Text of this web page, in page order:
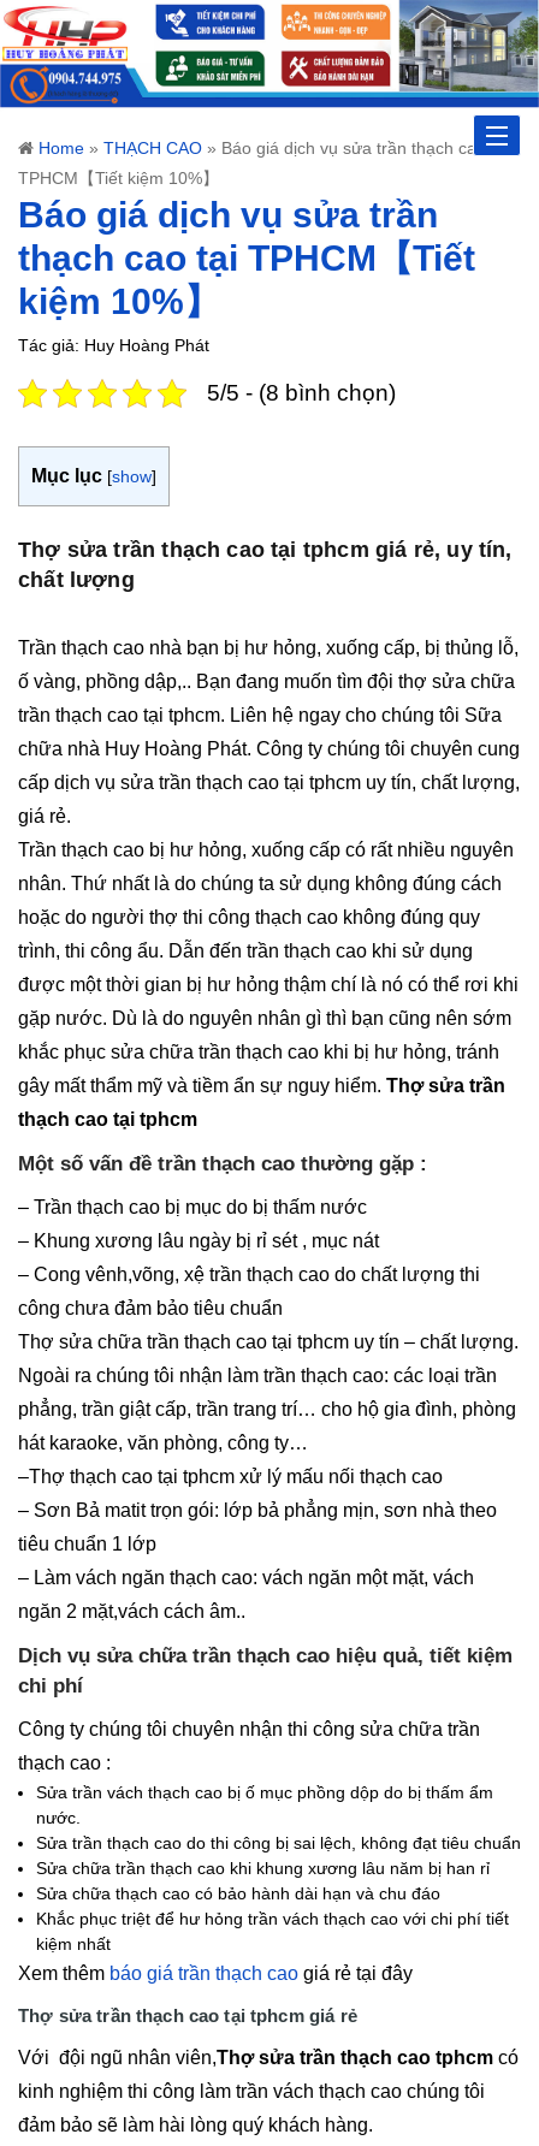
Toggle
Home » THẠCH CAO » Báo giá dịch vụ sửa trần thạch cao tại
TPHCM【Tiết kiệm 10%】
Báo giá dịch vụ sửa trần
thạch cao tại TPHCM【Tiết
kiệm 10%】
Tác giả: Huy Hoàng Phát
5/5 - (8 bình chọn)
Mục lục [show]
Thợ sửa trần thạch cao tại tphcm giá rẻ, uy tín,
chất lượng
Trần thạch cao nhà bạn bị hư hỏng, xuống cấp, bị thủng lỗ,
ố vàng, phồng dập,.. Bạn đang muốn tìm đội thợ sửa chữa
trần thạch cao tại tphcm. Liên hệ ngay cho chúng tôi Sữa
chữa nhà Huy Hoàng Phát. Công ty chúng tôi chuyên cung
cấp dịch vụ sửa trần thạch cao tại tphcm uy tín, chất lượng,
giá rẻ.
Trần thạch cao bị hư hỏng, xuống cấp có rất nhiều nguyên
nhân. Thứ nhất là do chúng ta sử dụng không đúng cách
hoặc do người thợ thi công thạch cao không đúng quy
trình, thi công ẩu. Dẫn đến trần thạch cao khi sử dụng
được một thời gian bị hư hỏng thậm chí là nó có thể rơi khi
gặp nước. Dù là do nguyên nhân gì thì bạn cũng nên sớm
khắc phục sửa chữa trần thạch cao khi bị hư hỏng, tránh
gây mất thẩm mỹ và tiềm ẩn sự nguy hiểm. Thợ sửa trần
thạch cao tại tphcm
Một số vấn đề trần thạch cao thường gặp :
– Trần thạch cao bị mục do bị thấm nước
– Khung xương lâu ngày bị rỉ sét , mục nát
– Cong vênh,võng, xệ trần thạch cao do chất lượng thi
công chưa đảm bảo tiêu chuẩn
Thợ sửa chữa trần thạch cao tại tphcm uy tín – chất lượng.
Ngoài ra chúng tôi nhận làm trần thạch cao: các loại trần
phẳng, trần giật cấp, trần trang trí… cho hộ gia đình, phòng
hát karaoke, văn phòng, công ty…
–Thợ thạch cao tại tphcm xử lý mấu nối thạch cao
– Sơn Bả matit trọn gói: lớp bả phẳng mịn, sơn nhà theo
tiêu chuẩn 1 lớp
– Làm vách ngăn thạch cao: vách ngăn một mặt, vách
ngăn 2 mặt,vách cách âm..
Dịch vụ sửa chữa trần thạch cao hiệu quả, tiết kiệm
chi phí
Công ty chúng tôi chuyên nhận thi công sửa chữa trần
thạch cao :
Sửa trần vách thạch cao bị ố mục phồng dộp do bị thấm ẩm
nước.
Sửa trần thạch cao do thi công bị sai lệch, không đạt tiêu chuẩn
Sửa chữa trần thạch cao khi khung xương lâu năm bị han rỉ
Sửa chữa thạch cao có bảo hành dài hạn và chu đáo
Khắc phục triệt để hư hỏng trần vách thạch cao với chi phí tiết
kiệm nhất
Xem thêm báo giá trần thạch cao giá rẻ tại đây
Thợ sửa trần thạch cao tại tphcm giá rẻ
Với đội ngũ nhân viên,Thợ sửa trần thạch cao tphcm có
kinh nghiệm thi công làm trần vách thạch cao chúng tôi
đảm bảo sẽ làm hài lòng quý khách hàng.